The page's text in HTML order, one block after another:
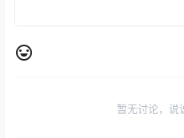
暂无讨论，说